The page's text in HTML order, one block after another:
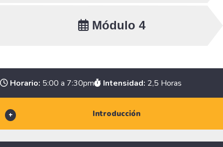
Módulo 4
Horario: 5:00 a 7:30pm Intensidad: 2,5 Horas
Introducción